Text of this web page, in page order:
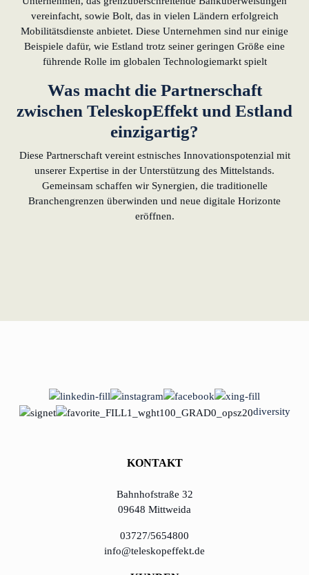
vereinfacht, sowie Bolt, das in vielen Ländern erfolgreich
Mobilitätsdienste anbietet. Diese Unternehmen sind nur einige
Beispiele dafür, wie Estland trotz seiner geringen Größe eine
führende Rolle im globalen Technologiemarkt spielt
Was macht die Partnerschaft
zwischen TeleskopEffekt und Estland
einzigartig?
Diese Partnerschaft vereint estnisches Innovationspotenzial mit
unserer Expertise in der Unterstützung des Mittelstands.
Gemeinsam schaffen wir Synergien, die traditionelle
Branchengrenzen überwinden und neue digitale Horizonte
eröffnen.
diversity
KONTAKT
Bahnhofstraße 32
09648 Mittweida
03727/5654800
info@teleskopeffekt.de